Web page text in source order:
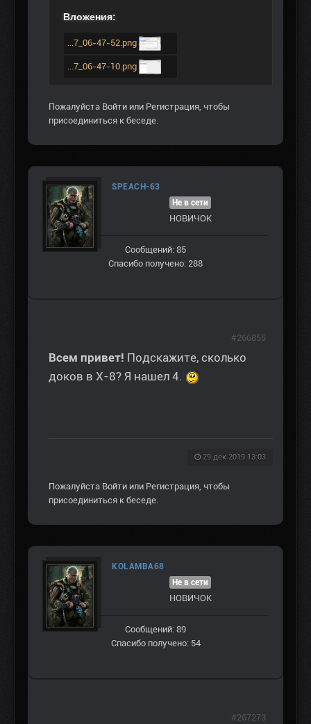
Вложения:
...7_06-47-52.png
...7_06-47-10.png
Пожалуйста Войти или Регистрация, чтобы
присоединиться к беседе.
SPEACH-63
Не в сети
НОВИЧОК
Сообщений: 85
Спасибо получено: 288
Всем привет! Подскажите, сколько
доков в Х-8? Я нашел 4.
29 дек 2019 13:03
#266855
Пожалуйста Войти или Регистрация, чтобы
присоединиться к беседе.
KOLAMBA68
Не в сети
НОВИЧОК
Сообщений: 89
Спасибо получено: 54
#267273